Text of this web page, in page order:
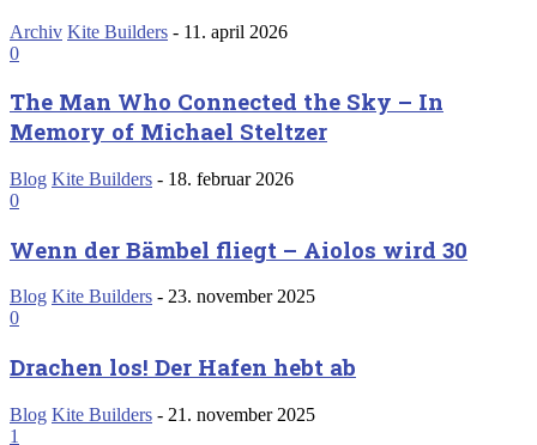
Archiv Kite Builders - 11. april 2026
0
The Man Who Connected the Sky – In
Memory of Michael Steltzer
Blog Kite Builders - 18. februar 2026
0
Wenn der Bämbel fliegt – Aiolos wird 30
Blog Kite Builders - 23. november 2025
0
Drachen los! Der Hafen hebt ab
Blog Kite Builders - 21. november 2025
1